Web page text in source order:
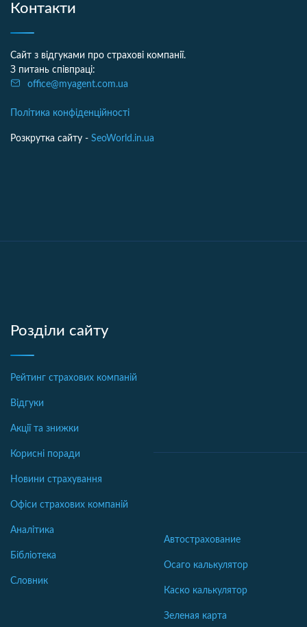
Контакти
Сайт з відгуками про страхові компанії.
З питань співпраці:
office@myagent.com.ua
Політика конфіденційності
Розкрутка сайту - SeoWorld.in.ua
Розділи сайту
Рейтинг страхових компаній
Відгуки
Акції та знижки
Корисні поради
Новини страхування
Офіси страхових компаній
Аналітика
Бібліотека
Словник
Автострахование
Осаго калькулятор
Каско калькулятор
Зеленая карта